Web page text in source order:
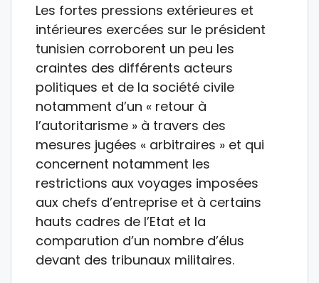
Les fortes pressions extérieures et
intérieures exercées sur le président
tunisien corroborent un peu les
craintes des différents acteurs
politiques et de la société civile
notamment d’un « retour à
l’autoritarisme » à travers des
mesures jugées « arbitraires » et qui
concernent notamment les
restrictions aux voyages imposées
aux chefs d’entreprise et à certains
hauts cadres de l’Etat et la
comparution d’un nombre d’élus
devant des tribunaux militaires.